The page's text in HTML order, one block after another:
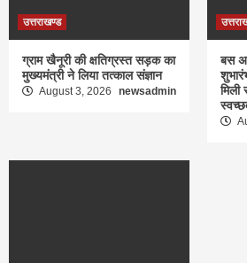
उत्तराखण्ड
ग्राम खैनूरी की क्षतिग्रस्त सड़क का
मुख्यमंत्री ने लिया तत्काल संज्ञान
August 3, 2026 newsadmin
बस
मिली